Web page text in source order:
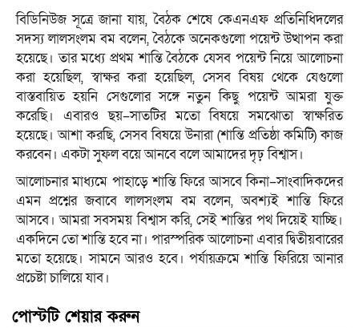
বিডিনিউজ সূত্রে জানা যায়, বৈঠক শেষে কেএনএফ প্রতিনিধিদলের
সদস্য লালসংলম বম বলেন, বৈঠকে অনেকগুলো পয়েন্ট উত্থাপন করা
হয়েছে। তার মধ্যে প্রথম শান্তি বৈঠকে যেসব পয়েন্ট নিয়ে আলোচনা
করা হয়েছিল, স্বাক্ষর করা হয়েছিল, সেসব বিষয় থেকে যেগুলো
বাস্তবায়িত হয়নি সেগুলোর সঙ্গে নতুন কিছু পয়েন্ট আমরা যুক্ত
করেছি। এবারও ছয়–সাতটির মতো বিষয়ে সমঝোতা স্বাক্ষরিত
হয়েছে। আশা করছি, সেসব বিষয়ে উনারা (শান্তি প্রতিষ্ঠা কমিটি) কাজ
করবেন। একটা সুফল বয়ে আনবে বলে আমাদের দৃঢ় বিশ্বাস।
আলোচনার মাধ্যমে পাহাড়ে শান্তি ফিরে আসবে কিনা–সাংবাদিকদের
এমন প্রশ্নের জবাবে লালসংলম বম বলেন, অবশ্যই শান্তি ফিরে
আসবে। আমরা সবসময় বিশ্বাস করি, সেই শান্তির পথ দিয়েই যাচ্ছি।
একদিনে তো শান্তি হবে না। পারস্পরিক আলোচনা এবার দ্বিতীয়বারের
মতো হয়েছে। সামনে আরও হবে। পর্যায়ক্রমে শান্তি ফিরিয়ে আনার
প্রচেষ্টা চালিয়ে যাব।
পোস্টটি শেয়ার করুন